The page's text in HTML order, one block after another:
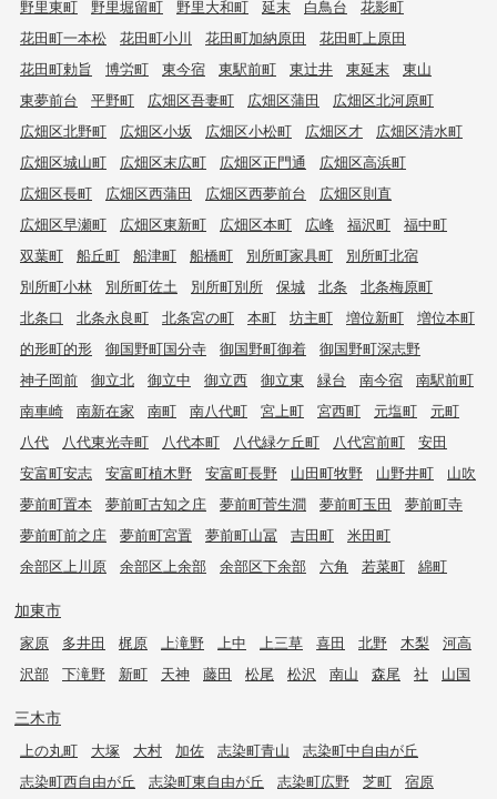
野里東町 野里堀留町 野里大和町 延末 白鳥台
花影町
花田町一本松
花田町小川 花田町加納原田
花田町上原田
花田町勅旨
博労町 東今宿 東駅前町 東辻井 東延末
東山
東夢前台
平野町 広畑区吾妻町 広畑区蒲田
広畑区北河原町
広畑区北野町
広畑区小坂 広畑区小松町 広畑区才
広畑区清水町
広畑区城山町
広畑区末広町 広畑区正門通
広畑区高浜町
広畑区長町
広畑区西蒲田 広畑区西夢前台
広畑区則直
広畑区早瀬町
広畑区東新町 広畑区本町 広峰 福沢町
福中町
双葉町
船丘町 船津町 船橋町 別所町家具町
別所町北宿
別所町小林
別所町佐土 別所町別所 保城 北条
北条梅原町
北条口
北条永良町 北条宮の町 本町 坊主町 増位新町
増位本町
的形町的形
御国野町国分寺 御国野町御着
御国野町深志野
神子岡前
御立北 御立中 御立西 御立東 緑台 南今宿
南駅前町
南車崎
南新在家 南町 南八代町 宮上町 宮西町 元塩町
元町
八代
八代東光寺町 八代本町 八代緑ケ丘町 八代宮前町
安田
安富町安志
安富町植木野 安富町長野 山田町牧野 山野井町
山吹
夢前町置本
夢前町古知之庄 夢前町菅生澗 夢前町玉田
夢前町寺
夢前町前之庄
夢前町宮置 夢前町山冨 吉田町
米田町
余部区上川原
余部区上余部 余部区下余部 六角 若菜町 綿町
加東市
家原 多井田 梶原 上滝野 上中 上三草 喜田 北野 木梨
河高
沢部
下滝野 新町 天神 藤田 松尾 松沢 南山 森尾 社 山国
三木市
上の丸町 大塚 大村 加佐 志染町青山
志染町中自由が丘
志染町西自由が丘
志染町東自由が丘 志染町広野 芝町
宿原